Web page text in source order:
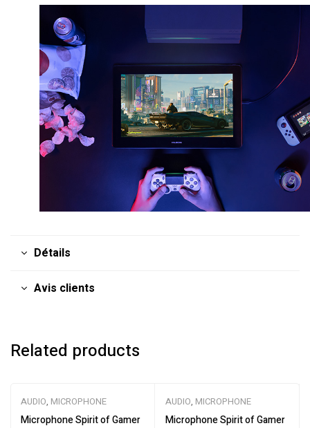
Détails
Avis clients
Related products
AUDIO, MICROPHONE
Microphone Spirit of Gamer
AUDIO, MICROPHONE
Microphone Spirit of Gamer